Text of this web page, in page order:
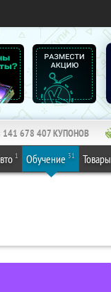
141 678 407КУПОНОВ
1 Обучение 31 Товары